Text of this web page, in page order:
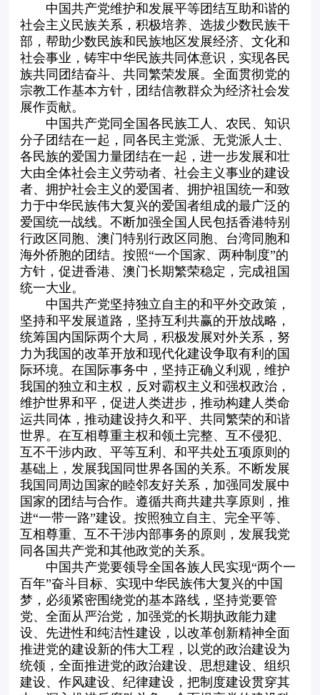
中国共产党维护和发展平等团结互助和谐的
社会主义民族关系，积极培养、选拔少数民族干
部，帮助少数民族和民族地区发展经济、文化和
社会事业，铸牢中华民族共同体意识，实现各民
族共同团结奋斗、共同繁荣发展。全面贯彻党的
宗教工作基本方针，团结信教群众为经济社会发
展作贡献。
中国共产党同全国各民族工人、农民、知识
分子团结在一起，同各民主党派、无党派人士、
各民族的爱国力量团结在一起，进一步发展和壮
大由全体社会主义劳动者、社会主义事业的建设
者、拥护社会主义的爱国者、拥护祖国统一和致
力于中华民族伟大复兴的爱国者组成的最广泛的
爱国统一战线。不断加强全国人民包括香港特别
行政区同胞、澳门特别行政区同胞、台湾同胞和
海外侨胞的团结。按照“一个国家、两种制度”的
方针，促进香港、澳门长期繁荣稳定，完成祖国
统一大业。
中国共产党坚持独立自主的和平外交政策，
坚持和平发展道路，坚持互利共赢的开放战略，
统筹国内国际两个大局，积极发展对外关系，努
力为我国的改革开放和现代化建设争取有利的国
际环境。在国际事务中，坚持正确义利观，维护
我国的独立和主权，反对霸权主义和强权政治，
维护世界和平，促进人类进步，推动构建人类命
运共同体，推动建设持久和平、共同繁荣的和谐
世界。在互相尊重主权和领土完整、互不侵犯、
互不干涉内政、平等互利、和平共处五项原则的
基础上，发展我国同世界各国的关系。不断发展
我国同周边国家的睦邻友好关系，加强同发展中
国家的团结与合作。遵循共商共建共享原则，推
进“一带一路”建设。按照独立自主、完全平等、
互相尊重、互不干涉内部事务的原则，发展我党
同各国共产党和其他政党的关系。
中国共产党要领导全国各族人民实现“两个一
百年”奋斗目标、实现中华民族伟大复兴的中国
梦，必须紧密围绕党的基本路线，坚持党要管
党、全面从严治党，加强党的长期执政能力建
设、先进性和纯洁性建设，以改革创新精神全面
推进党的建设新的伟大工程，以党的政治建设为
统领，全面推进党的政治建设、思想建设、组织
建设、作风建设、纪律建设，把制度建设贯穿其